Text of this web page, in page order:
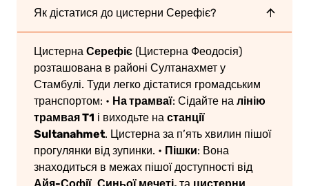
Як дістатися до цистерни Серефіє?
Цистерна Серефіє (Цистерна Феодосія)
розташована в районі Султанахмет у
Стамбулі. Туди легко дістатися громадським
транспортом: • На трамваї: Сідайте на лінію
трамвая T1 і виходьте на станції
Sultanahmet. Цистерна за п’ять хвилин пішої
прогулянки від зупинки. • Пішки: Вона
знаходиться в межах пішої доступності від